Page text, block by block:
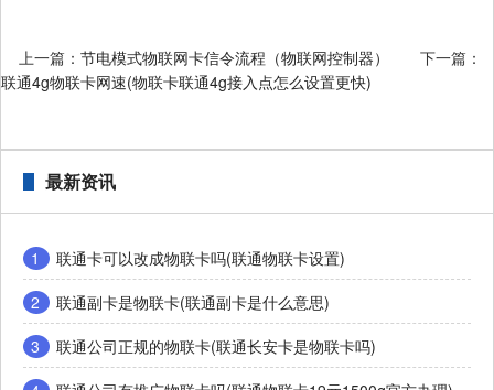
上一篇： 节电模式物联网卡信令流程（物联网控制器）
下一篇：
联通4g物联卡网速(物联卡联通4g接入点怎么设置更快)
最新资讯
1
联通卡可以改成物联卡吗(联通物联卡设置)
2
联通副卡是物联卡(联通副卡是什么意思)
3
联通公司正规的物联卡(联通长安卡是物联卡吗)